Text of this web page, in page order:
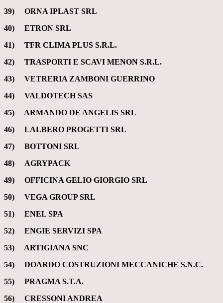
39) ORNA IPLAST SRL
40) ETRON SRL
41) TFR CLIMA PLUS S.R.L.
42) TRASPORTI E SCAVI MENON S.R.L.
43) VETRERIA ZAMBONI GUERRINO
44) VALDOTECH SAS
45) ARMANDO DE ANGELIS SRL
46) LALBERO PROGETTI SRL
47) BOTTONI SRL
48) AGRYPACK
49) OFFICINA GELIO GIORGIO SRL
50) VEGA GROUP SRL
51) ENEL SPA
52) ENGIE SERVIZI SPA
53) ARTIGIANA SNC
54) DOARDO COSTRUZIONI MECCANICHE S.N.C.
55) PRAGMA S.T.A.
56) CRESSONI ANDREA